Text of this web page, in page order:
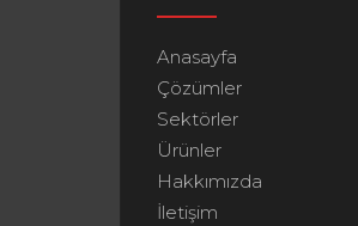
Anasayfa
Çözümler
Sektörler
Ürünler
Hakkımızda
İletişim